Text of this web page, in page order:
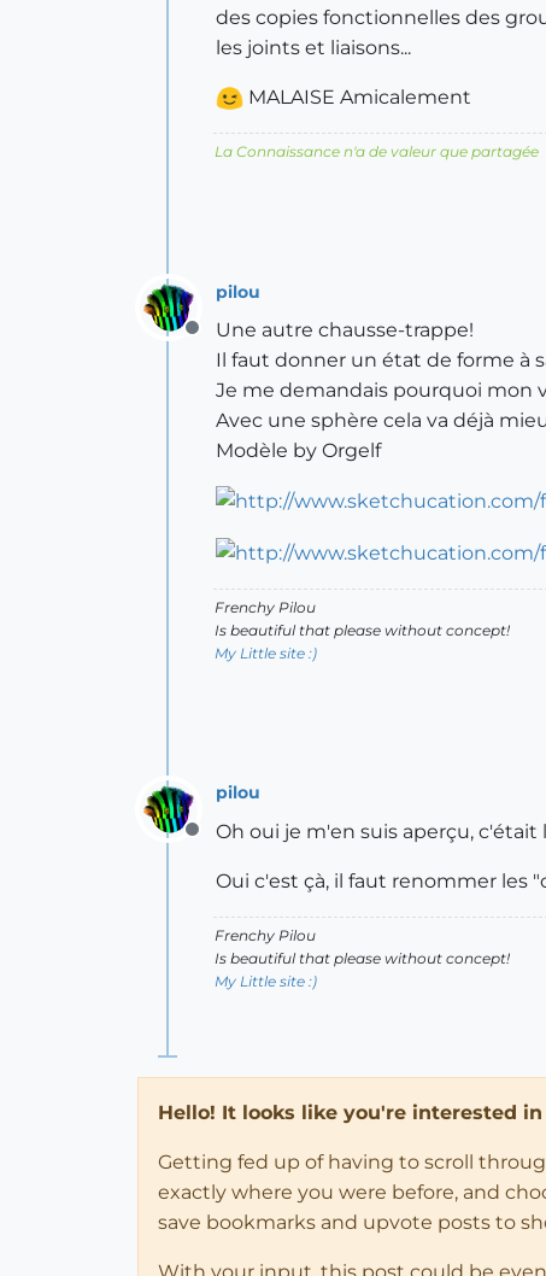
des copies fonctionnelles des
les joints et liaisons...
MALAISE Amicalement
La Connaissance n'a de valeur que partagée
Offline
pilou
Une autre chausse-trappe!
Il faut donner un état de forme à
Je me demandais pourquoi mon
Avec une sphère cela va déjà
Modèle by Orgelf
Frenchy Pilou
Is beautiful that please without concept!
My Little site :)
Offline
pilou
Oh oui je m'en suis aperçu,
Oui c'est çà, il faut renommer les
Frenchy Pilou
Is beautiful that please without concept!
My Little site :)
Hello! It looks like you're interested
Getting fed up of having to scroll
exactly where you were before, and
save bookmarks and upvote posts to
With your input, this post could be